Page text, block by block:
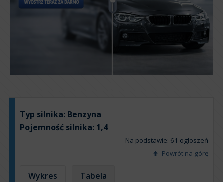
Typ silnika: Benzyna
Pojemność silnika: 1,4
Na podstawie: 61 ogłoszeń
Powrót na górę
Wykres Tabela